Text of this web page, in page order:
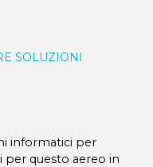
SOLUZIONI
informatici per
per questo aereo in